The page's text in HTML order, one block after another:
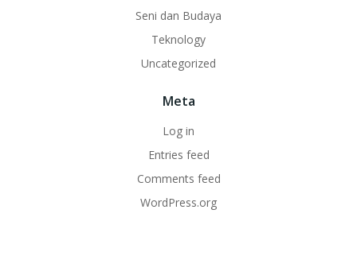
Seni dan Budaya
Teknology
Uncategorized
Meta
Log in
Entries feed
Comments feed
WordPress.org